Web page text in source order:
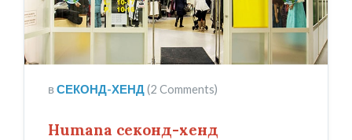
вСЕКОНД-ХЕНД (2 Comments)
Humana секонд-хенд